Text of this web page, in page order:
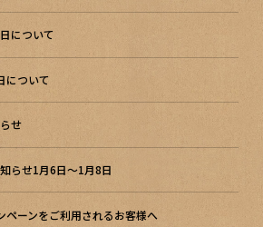
について
について
せ
らせ1月6日～1月8日
ペーンをご利用されるお客様へ